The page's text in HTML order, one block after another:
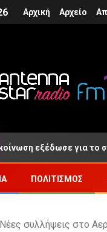
Αρχική Αρχείο
για το συμβάν
ΠΟΛΙΤΙΣΜΌΣ
Νέες συλλήψεις στο